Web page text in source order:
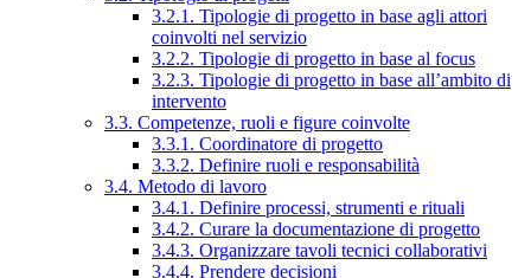
3.2.1. Tipologie di progetto in base agli attori
coinvolti nel servizio
3.2.2. Tipologie di progetto in base al focus
3.2.3. Tipologie di progetto in base all’ambito di
intervento
3.3. Competenze, ruoli e figure coinvolte
3.3.1. Coordinatore di progetto
3.3.2. Definire ruoli e responsabilità
3.4. Metodo di lavoro
3.4.1. Definire processi, strumenti e rituali
3.4.2. Curare la documentazione di progetto
3.4.3. Organizzare tavoli tecnici collaborativi
3.4.4. Prendere decisioni